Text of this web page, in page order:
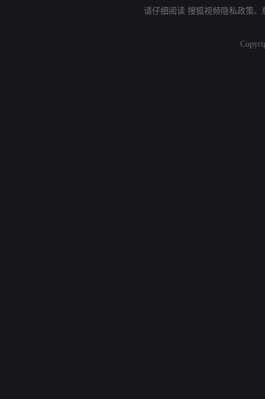
请仔细阅读 搜狐视频隐私政策、